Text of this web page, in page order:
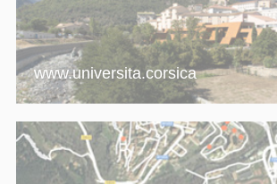
www.universita.corsica